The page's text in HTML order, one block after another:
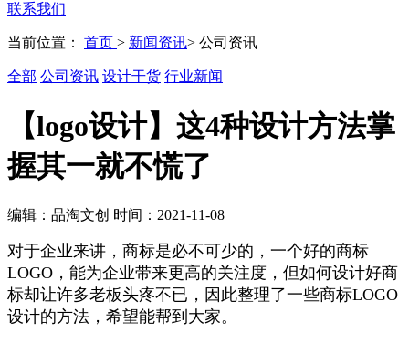
联系我们
当前位置： 首页 > 新闻资讯> 公司资讯
全部 公司资讯 设计干货 行业新闻
【logo设计】这4种设计方法掌
握其一就不慌了
编辑：品淘文创 时间：2021-11-08
对于企业来讲，商标是必不可少的，一个好的商标
LOGO，能为企业带来更高的关注度，但如何设计好商
标却让许多老板头疼不已，因此整理了一些商标LOGO
设计的方法，希望能帮到大家。